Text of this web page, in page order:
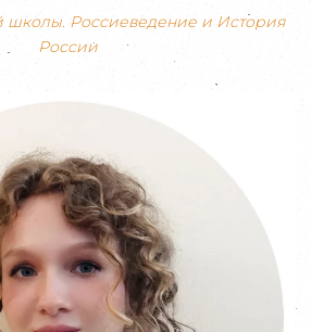
школы. Россиеведение и История
России